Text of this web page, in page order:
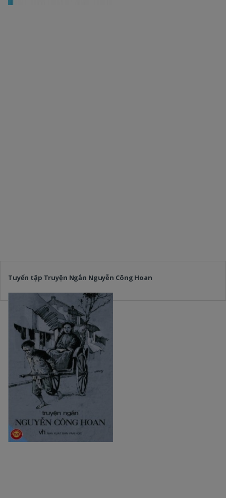
Tuyển tập Truyện Ngắn Nguyễn Công Hoan